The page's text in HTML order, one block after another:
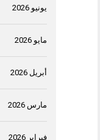
يونيو 2026
مايو 2026
أبريل 2026
مارس 2026
فبراير 2026